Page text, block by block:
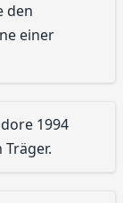
den
einer
1994